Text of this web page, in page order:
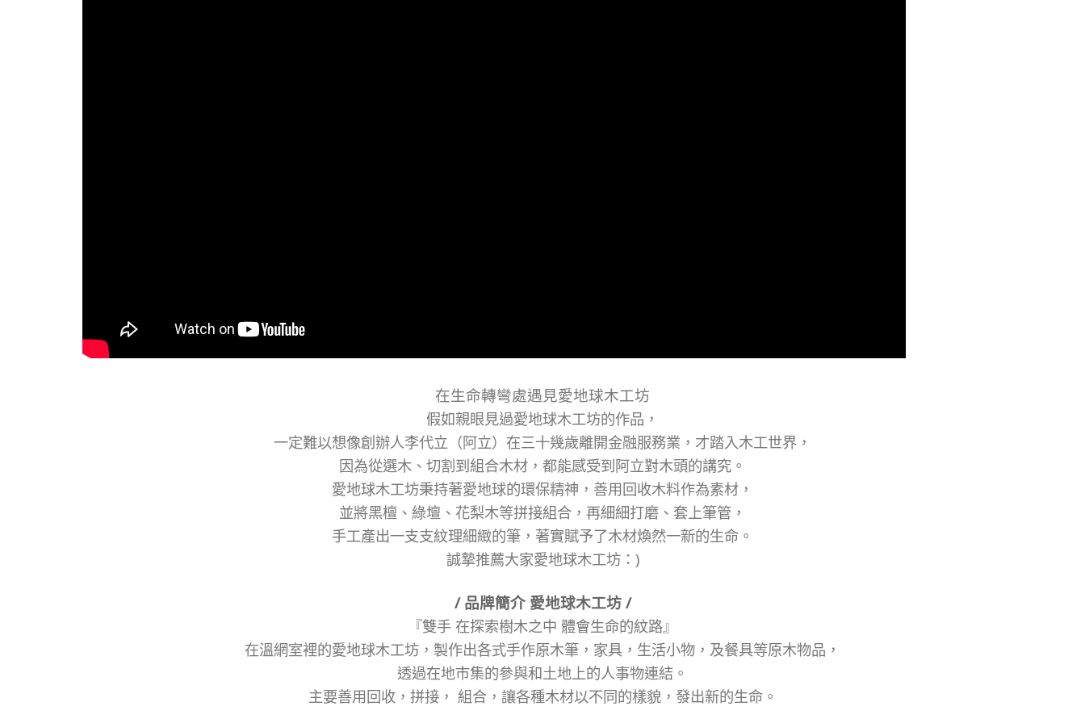
在生命轉彎處遇見愛地球木工坊
假如親眼見過愛地球木工坊的作品，
一定難以想像創辦人李代立（阿立）在三十幾歲離開金融服務業，才踏入木工世界，
因為從選木、切割到組合木材，都能感受到阿立對木頭的講究。
愛地球木工坊秉持著愛地球的環保精神，善用回收木料作為素材，
並將黑檀、綠壇、花梨木等拼接組合，再細細打磨、套上筆管，
手工產出一支支紋理細緻的筆，著實賦予了木材煥然一新的生命。
誠摯推薦大家愛地球木工坊：)
/ 品牌簡介 愛地球木工坊 /
『雙手 在探索樹木之中 體會生命的紋路』
在溫網室裡的愛地球木工坊，製作出各式手作原木筆，家具，生活小物，及餐具等原木物品，
透過在地市集的參與和土地上的人事物連結。
主要善用回收，拼接， 組合，讓各種木材以不同的樣貌，發出新的生命。